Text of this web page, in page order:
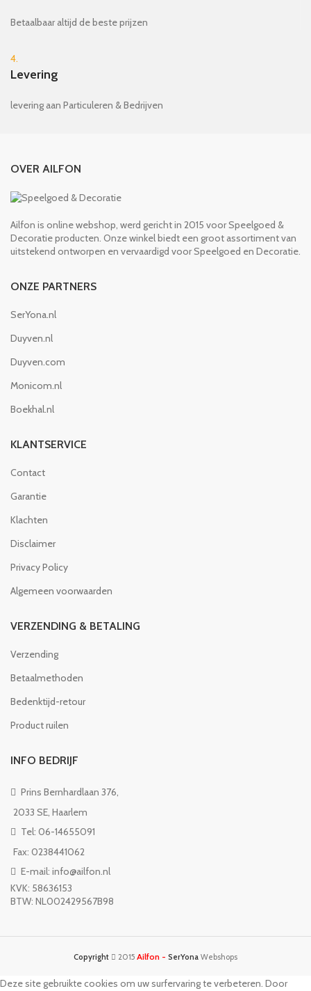
Betaalbaar altijd de beste prijzen
4.
Levering
levering aan Particuleren & Bedrijven
OVER AILFON
Ailfon is online webshop, werd gericht in 2015 voor Speelgoed &
Decoratie producten. Onze winkel biedt een groot assortiment van
uitstekend ontworpen en vervaardigd voor Speelgoed en Decoratie.
ONZE PARTNERS
SerYona.nl
Duyven.nl
Duyven.com
Monicom.nl
Boekhal.nl
KLANTSERVICE
Contact
Garantie
Klachten
Disclaimer
Privacy Policy
Algemeen voorwaarden
VERZENDING & BETALING
Verzending
Betaalmethoden
Bedenktijd-retour
Product ruilen
INFO BEDRIJF
Prins Bernhardlaan 376,
2033 SE, Haarlem
Tel: 06-14655091
Fax: 0238441062
E-mail: info@ailfon.nl
KVK: 58636153
BTW: NL002429567B98
Copyright 2015 Ailfon - SerYona Webshops
Deze site gebruikte cookies om uw surfervaring te verbeteren. Door